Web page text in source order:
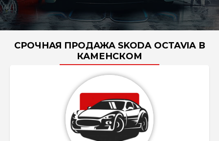
СРОЧНАЯ ПРОДАЖА SKODA OCTAVIA В
КАМЕНСКОМ